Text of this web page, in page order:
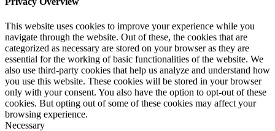
This website uses cookies to improve your experience while you
navigate through the website. Out of these, the cookies that are
categorized as necessary are stored on your browser as they are
essential for the working of basic functionalities of the website. We
also use third-party cookies that help us analyze and understand how
you use this website. These cookies will be stored in your browser
only with your consent. You also have the option to opt-out of these
cookies. But opting out of some of these cookies may affect your
browsing experience.
Necessary